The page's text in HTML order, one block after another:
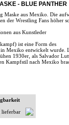
- BLUE PANTHER
Maske aus Mexiko. Die
der Wrestling Fans höher
aus Kunstleder
ist eine Form des
Mexiko entwickelt wurde.
1930er, als Salvador
Kampfstil nach Mexiko
lieferbar